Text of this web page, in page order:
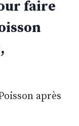
faire
après